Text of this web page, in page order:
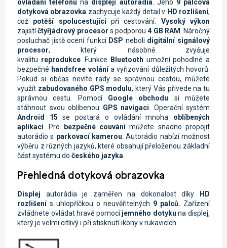
ovládání telefonu na displeji autorádia . Jeho 9 palcová
dotyková obrazovka zachycuje každý detail v HD rozlišení,
což potěší spolucestujícípři cestování. Vysoký výkon
zajistíčtyřjádrový procesor s podporou4 GB RAM
. Náročný
posluchač jistě ocení funkci DSP neboli digitální signálový
procesor, který násobně zvyšuje
kvalitu reprodukce. Funkce Bluetooth umožní pohodlné a
bezpečné handsfree volánía vyřizování důležitých hovorů.
Pokud si občas nevíte rady se správnou cestou, můžete
využít zabudovaného GPS modulu, který Vás přivede na tu
správnou cestu. PomocíGoogle obchodu si můžete
stáhnout svou oblíbenou GPS navigaci . Operační systém
Android 15 se postará o ovládání mnoha oblíbených
aplikací. Pro bezpečné couvánímůžete snadno propojit
autorádio s parkovací kamerou . Autorádio nabízí možnost
výběru z různých jazyků, které obsahují přeloženou základní
část systému do českého jazyka
Přehledná dotyková obrazovka
Displej autorádia je zaměřen na dokonalost díky
HD
rozlišenís uhlopříčkou o neuvěřitelných 9 palců. Zařízení
zvládnete ovládat hravě pomocíjemného dotyku na displej,
který je velmi citlivý i při stisknutí ikony v rukavicích.